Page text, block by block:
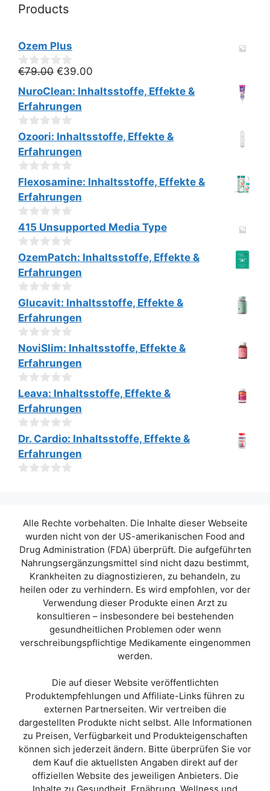
Products
Ozem Plus
0
o
n
5
€79.00 Ursprünglicher
Preis
€79.00
€39.00
Preis
NuroClean: Inhaltsstoffe, Effekte &
Erfahrungen
0
v
o
n
5
Ozoori: Inhaltsstoffe, Effekte &
Erfahrungen
0
v
o
n
5
Flexosamine: Inhaltsstoffe, Effekte &
Erfahrungen
0
v
o
n
5
415 Unsupported Media Type
0
v
o
n
5
OzemPatch: Inhaltsstoffe, Effekte &
Erfahrungen
0
v
o
n
5
Glucavit: Inhaltsstoffe, Effekte &
Erfahrungen
0
v
o
n
5
NoviSlim: Inhaltsstoffe, Effekte &
Erfahrungen
0
v
o
n
5
Leava: Inhaltsstoffe, Effekte &
Erfahrungen
0
v
o
n
Dr. Cardio: Inhaltsstoffe, Effekte &
Erfahrungen
Alle Rechte vorbehalten. Die Inhalte dieser Webseite
wurden nicht von der US-amerikanischen Food and
Drug Administration (FDA) überprüft. Die aufgeführten
Nahrungsergänzungsmittel sind nicht dazu bestimmt,
Krankheiten zu diagnostizieren, zu behandeln, zu
heilen oder zu verhindern. Es wird empfohlen, vor der
Verwendung dieser Produkte einen Arzt zu
konsultieren – insbesondere bei bestehenden
gesundheitlichen Problemen oder wenn
verschreibungspflichtige Medikamente eingenommen
werden.
Die auf dieser Website veröffentlichten
Produktempfehlungen und Affiliate-Links führen zu
externen Partnerseiten. Wir vertreiben die
dargestellten Produkte nicht selbst. Alle Informationen
zu Preisen, Verfügbarkeit und Produkteigenschaften
können sich jederzeit ändern. Bitte überprüfen Sie vor
dem Kauf die aktuellsten Angaben direkt auf der
offiziellen Website des jeweiligen Anbieters. Die